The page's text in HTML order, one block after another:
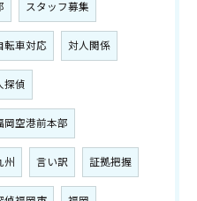
スタッフ募集
転車対応 対人関係
探偵
岡空港前本部
州 言い訳 証拠把握